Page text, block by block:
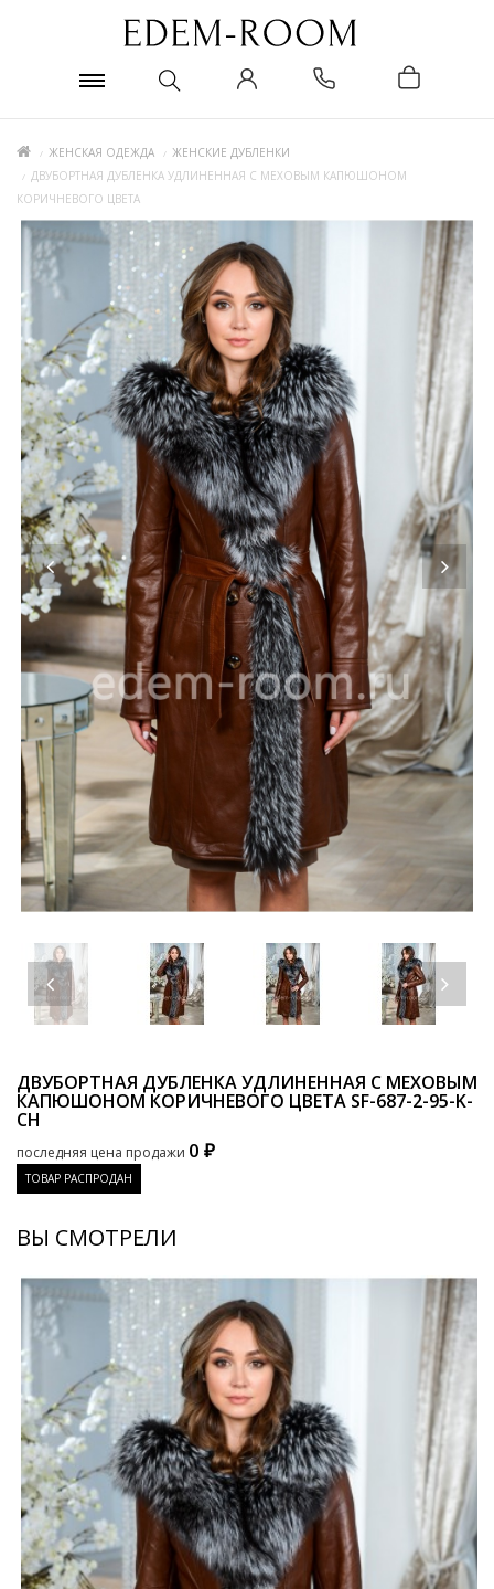
ЖЕНСКАЯ ОДЕЖДА
ЖЕНСКИЕ ДУБЛЕНКИ
ДВУБОРТНАЯ ДУБЛЕНКА УДЛИНЕННАЯ С МЕХОВЫМ КАПЮШОНОМ
КОРИЧНЕВОГО ЦВЕТА
ДВУБОРТНАЯ ДУБЛЕНКА УДЛИНЕННАЯ С МЕХОВЫМ
КАПЮШОНОМ КОРИЧНЕВОГО ЦВЕТА SF-687-2-95-K-
CH
последняя цена продажи 0 ₽
ТОВАР РАСПРОДАН
ВЫ СМОТРЕЛИ